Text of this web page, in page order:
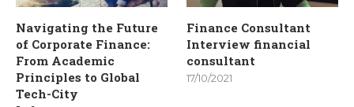
Navigating the Future
of Corporate Finance:
From Academic
Principles to Global
Tech-City
Finance Consultant
Interview financial
consultant
17/10/2021